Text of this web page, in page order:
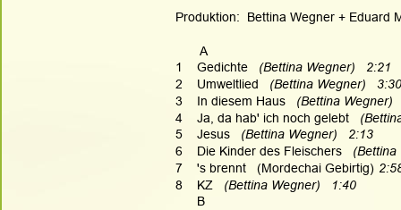
Produktion:  Bettina Wegner + Eduard
       A
1    Gedichte (Bettina Wegner)   2:21
2    Umweltlied (Bettina Wegner)   3:30
3    In diesem Haus (Bettina Wegner)
4    Ja, da hab' ich noch gelebt
5    Jesus (Bettina Wegner)   2:13
6    Die Kinder des Fleischers (Bettina
7    's brennt   (Mordechai Gebirtig)
8    KZ (Bettina Wegner)   1:40
      B